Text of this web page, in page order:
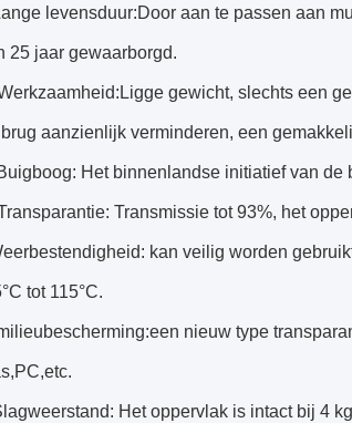
levensduur:Door aan te passen aan
25 jaar gewaarborgd.
gewicht, slechts een
aanzienlijk verminderen, een
Het binnenlandse initiatief van
Transmissie tot 93%, het
kan veilig worden
tot 115°C.
nieuw type
Het oppervlak is intact bij 4